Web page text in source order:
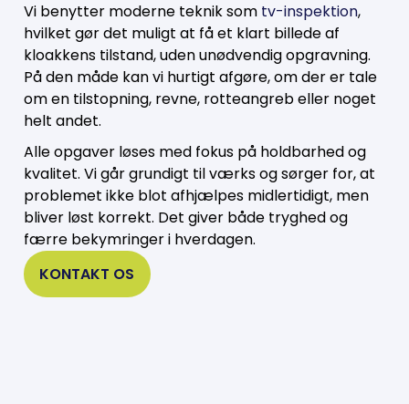
Vi benytter moderne teknik somtv-inspektion,
hvilket gør det muligt at få et klart billede af
kloakkens tilstand, uden unødvendig opgravning.
På den måde kan vi hurtigt afgøre, om der er tale
om en tilstopning, revne, rotteangreb eller noget
helt andet.
Alle opgaver løses med fokus på holdbarhed og
kvalitet. Vi går grundigt til værks og sørger for, at
problemet ikke blot afhjælpes midlertidigt, men
bliver løst korrekt. Det giver både tryghed og
færre bekymringer i hverdagen.
KONTAKT OS